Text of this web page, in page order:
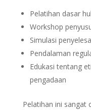
Pelatihan dasar
Workshop
Simulasi
Pendalaman
Edukasi tentang
pengadaan
Pelatihan ini sangat